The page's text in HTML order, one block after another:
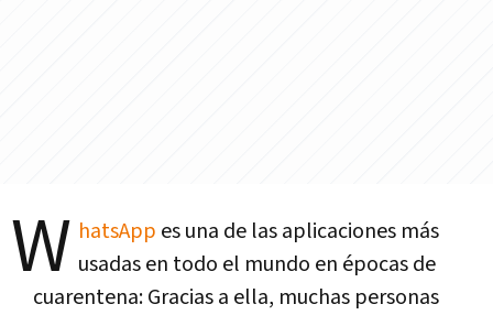
W hatsApp es una de las aplicaciones más
usadas en todo el mundo en épocas de
cuarentena: Gracias a ella, muchas personas